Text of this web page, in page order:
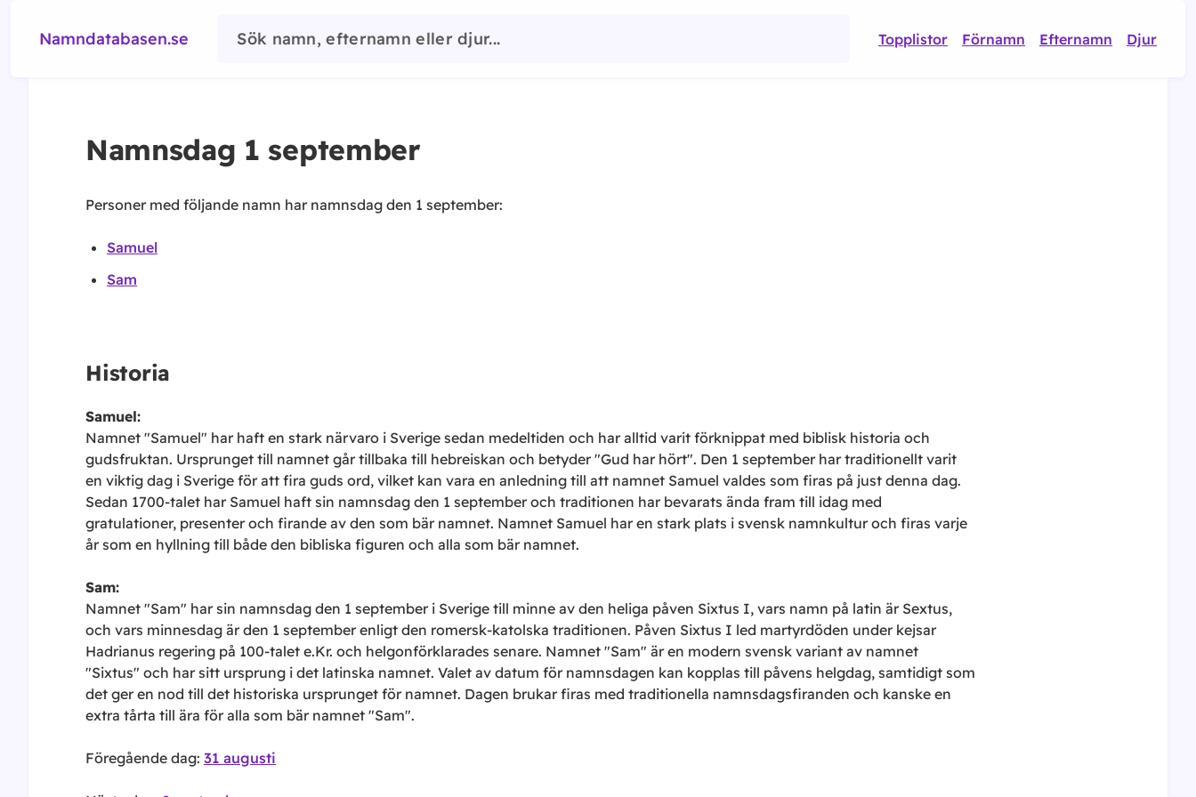
Namndatabasen.se Topplistor Förnamn Efternamn Djur
Namnsdag 1 september
Personer med följande namn har namnsdag den 1 september:
Samuel
Sam
Historia
Samuel:
Namnet "Samuel" har haft en stark närvaro i Sverige sedan medeltiden och har alltid varit förknippat med biblisk historia och
gudsfruktan. Ursprunget till namnet går tillbaka till hebreiskan och betyder "Gud har hört". Den 1 september har traditionellt varit
en viktig dag i Sverige för att fira guds ord, vilket kan vara en anledning till att namnet Samuel valdes som firas på just denna dag.
Sedan 1700-talet har Samuel haft sin namnsdag den 1 september och traditionen har bevarats ända fram till idag med
gratulationer, presenter och firande av den som bär namnet. Namnet Samuel har en stark plats i svensk namnkultur och firas varje
år som en hyllning till både den bibliska figuren och alla som bär namnet.
Sam:
Namnet "Sam" har sin namnsdag den 1 september i Sverige till minne av den heliga påven Sixtus I, vars namn på latin är Sextus,
och vars minnesdag är den 1 september enligt den romersk-katolska traditionen. Påven Sixtus I led martyrdöden under kejsar
Hadrianus regering på 100-talet e.Kr. och helgonförklarades senare. Namnet "Sam" är en modern svensk variant av namnet
"Sixtus" och har sitt ursprung i det latinska namnet. Valet av datum för namnsdagen kan kopplas till påvens helgdag, samtidigt som
det ger en nod till det historiska ursprunget för namnet. Dagen brukar firas med traditionella namnsdagsfiranden och kanske en
extra tårta till ära för alla som bär namnet "Sam".
Föregående dag: 31 augusti